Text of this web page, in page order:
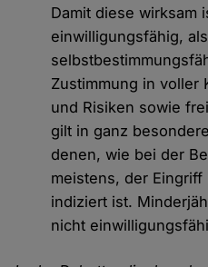
Damit diese wirksam
einwilligungsfähig,
Zustimmung in voller
und Risiken sowie
gilt in ganz
denen, wie bei der
meistens, der
indiziert ist.
nicht